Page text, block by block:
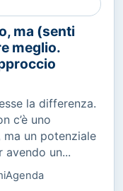
ma (senti
meglio.
la differenza.
c’è uno
un potenziale
avendo un...